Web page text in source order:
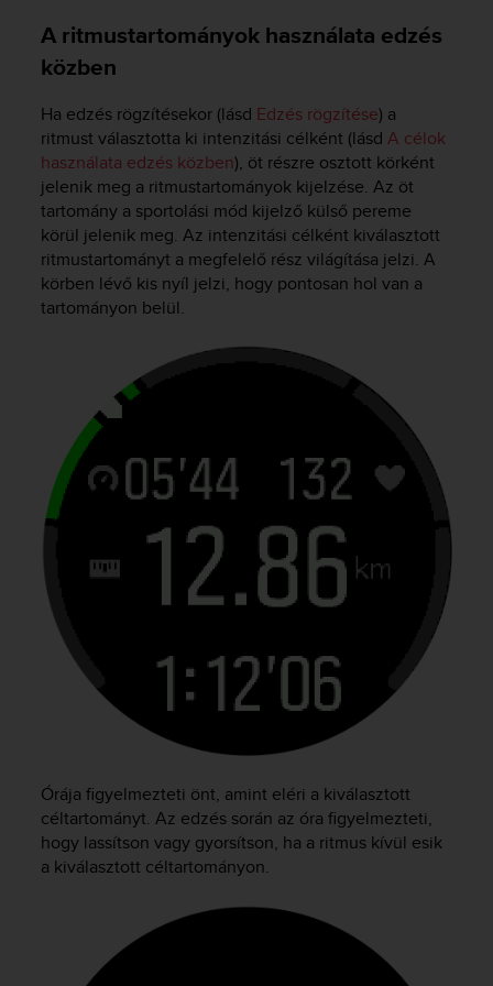
A ritmustartományok használata edzés
közben
Ha edzés rögzítésekor (lásd Edzés rögzítése) a
ritmust választotta ki intenzitási célként (lásd A célok
használata edzés közben), öt részre osztott körként
jelenik meg a ritmustartományok kijelzése. Az öt
tartomány a sportolási mód kijelző külső pereme
körül jelenik meg. Az intenzitási célként kiválasztott
ritmustartományt a megfelelő rész világítása jelzi. A
körben lévő kis nyíl jelzi, hogy pontosan hol van a
tartományon belül.
Órája figyelmezteti önt, amint eléri a kiválasztott
céltartományt. Az edzés során az óra figyelmezteti,
hogy lassítson vagy gyorsítson, ha a ritmus kívül esik
a kiválasztott céltartományon.